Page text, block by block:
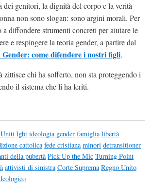
dei genitori, la dignità del corpo e la verità
non sono slogan: sono argini morali. Per
a diffondere strumenti concreti per aiutare le
e respingere la teoria gender, a partire dal
Gender: come difendere i nostri figli.
zittisce chi ha sofferto, non sta proteggendo i
il sistema che li ha feriti.
lgbt ideologia gender famiglia libertà
cattolica fede cristiana minori detransitioner
della pubertà Pick Up the Mic Turning Point
attivisti di sinistra Corte Suprema Regno Unito